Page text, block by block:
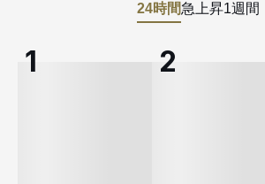
24時間急上昇1週間